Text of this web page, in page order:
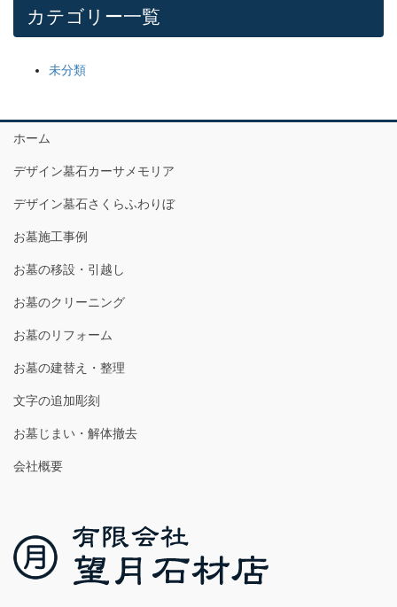
カテゴリー一覧
未分類
ホーム
デザイン墓石カーサメモリア
デザイン墓石さくらふわりぼ
お墓施工事例
お墓の移設・引越し
お墓のクリーニング
お墓のリフォーム
お墓の建替え・整理
文字の追加彫刻
お墓じまい・解体撤去
会社概要